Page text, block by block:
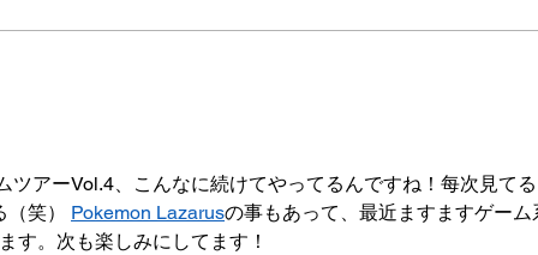
ツアーVol.4、こんなに続けてやってるんですね！每次見てる
笑） Pokemon Lazarusの事もあって、最近ますますゲーム
す。次も楽しみにしてます！